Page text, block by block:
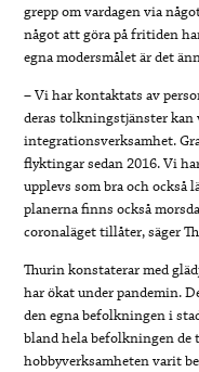
grepp om vardagen via
något att göra på fritiden
egna modersmålet är det
– Vi har kontaktats av
deras tolkningstjänster
integrationsverksamhet.
flyktingar sedan 2016. Vi
upplevs som bra och också
planerna finns också
coronaläget tillåter, säger
Thurin konstaterar med
har ökat under pandemin.
den egna befolkningen i
bland hela befolkningen de
hobbyverksamheten varit